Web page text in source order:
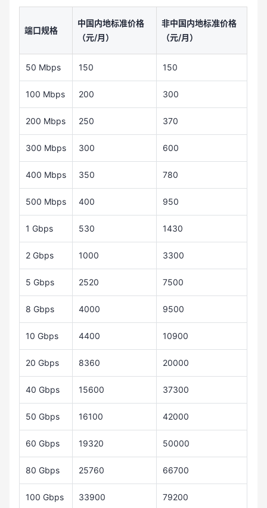
端口规格
中国内地标准价格
（元/月）
非中国内地标准价格
（元/月）
50 Mbps 150 150
100 Mbps 200 300
200 Mbps 250 370
300 Mbps 300 600
400 Mbps 350 780
500 Mbps 400 950
1 Gbps 530 1430
2 Gbps 1000 3300
5 Gbps 2520 7500
8 Gbps 4000 9500
10 Gbps 4400 10900
20 Gbps 8360 20000
40 Gbps 15600 37300
50 Gbps 16100 42000
60 Gbps 19320 50000
80 Gbps 25760 66700
100 Gbps 33900 79200